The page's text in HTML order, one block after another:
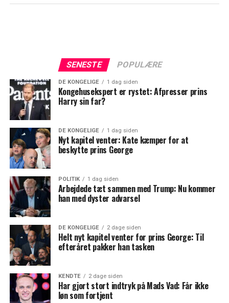
SENESTE POPULÆRE
DE KONGELIGE 1 dag siden
Kongehusekspert er rystet: Afpresser prins
Harry sin far?
DE KONGELIGE 1 dag siden
Nyt kapitel venter: Kate kæmper for at
beskytte prins George
POLITIK 1 dag siden
Arbejdede tæt sammen med Trump: Nu kommer
han med dyster advarsel
DE KONGELIGE 2 dage siden
Helt nyt kapitel venter for prins George: Til
efteråret pakker han tasken
KENDTE 2 dage siden
Har gjort stort indtryk på Mads Vad: Får ikke
løn som fortjent